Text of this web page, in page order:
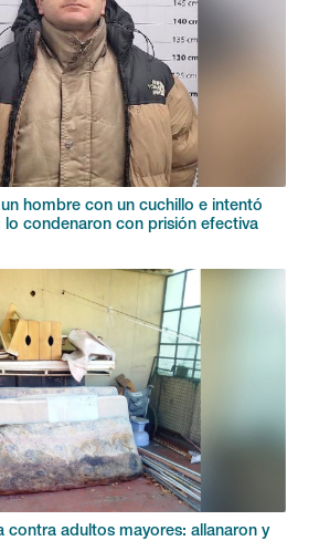
hombre con un cuchillo e intentó
lo condenaron con prisión efectiva
contra adultos mayores: allanaron y